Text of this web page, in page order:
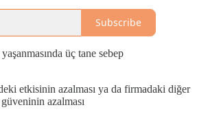
Subscribe
üç tane sebep
etkisinin azalması ya da firmadaki diğer
azalması